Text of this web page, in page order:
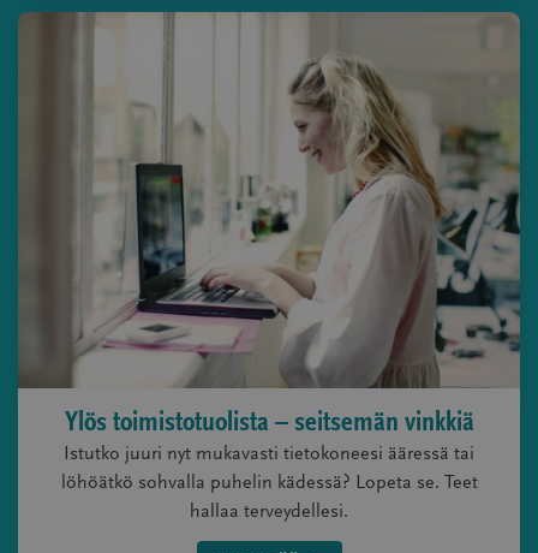
Ylös toimistotuolista – seitsemän vinkkiä
Istutko juuri nyt mukavasti tietokoneesi ääressä tai
löhöätkö sohvalla puhelin kädessä? Lopeta se. Teet
hallaa terveydellesi.